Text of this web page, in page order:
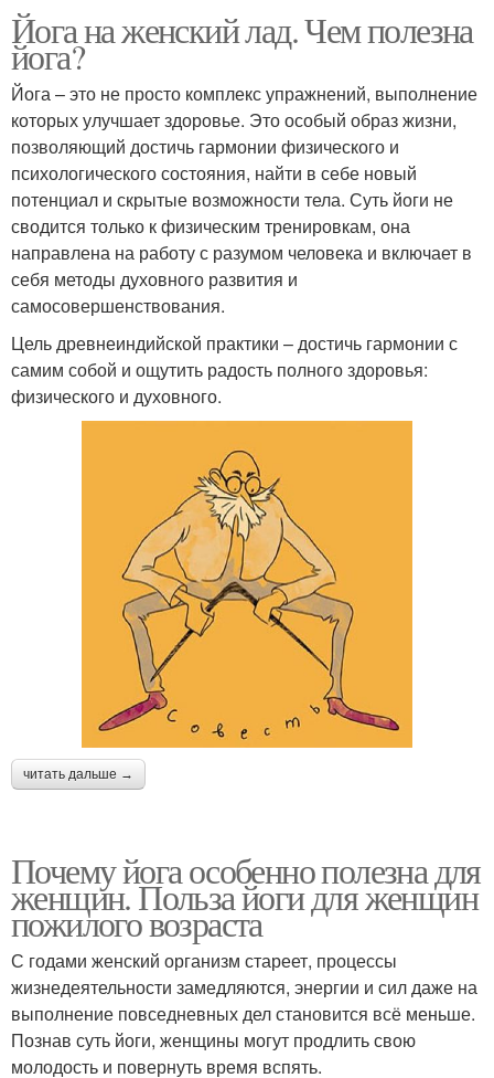
Йога на женский лад. Чем полезна
йога?
Йога – это не просто комплекс упражнений, выполнение
которых улучшает здоровье. Это особый образ жизни,
позволяющий достичь гармонии физического и
психологического состояния, найти в себе новый
потенциал и скрытые возможности тела. Суть йоги не
сводится только к физическим тренировкам, она
направлена на работу с разумом человека и включает в
себя методы духовного развития и
самосовершенствования.
Цель древнеиндийской практики – достичь гармонии с
самим собой и ощутить радость полного здоровья:
физического и духовного.
читать дальше →
Почему йога особенно полезна для
женщин. Польза йоги для женщин
пожилого возраста
С годами женский организм стареет, процессы
жизнедеятельности замедляются, энергии и сил даже на
выполнение повседневных дел становится всё меньше.
Познав суть йоги, женщины могут продлить свою
молодость и повернуть время вспять.